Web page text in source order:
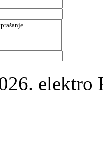
elektro